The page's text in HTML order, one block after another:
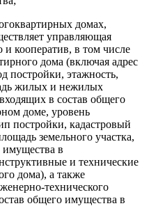
домах,
управляющая
и кооператив, в том числе
дома (включая адрес
постройки, этажность,
жилых и нежилых
в состав общего
доме, уровень
постройки, кадастровый
земельного участка,
имущества в
и технические
дома), а также
технического
общего имущества в